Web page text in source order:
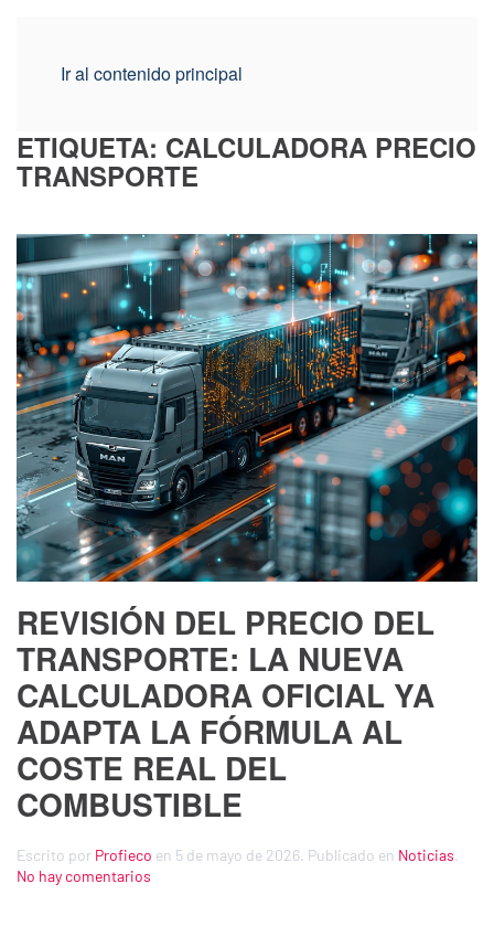
Ir al contenido principal
ETIQUETA: CALCULADORA PRECIO
TRANSPORTE
REVISIÓN DEL PRECIO DEL
TRANSPORTE: LA NUEVA
CALCULADORA OFICIAL YA
ADAPTA LA FÓRMULA AL
COSTE REAL DEL
COMBUSTIBLE
Escrito por Profieco en 5 de mayo de 2026. Publicado en Noticias.
No hay comentarios